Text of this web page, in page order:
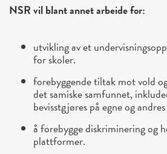
NSR vil blant annet arbeide for:
utvikling av et
for skoler.
forebyggende tiltak mot vold
det samiske samfunnet,
bevisstgjøres på egne og
å forebygge diskriminering og
plattformer.